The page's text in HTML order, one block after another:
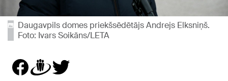
Daugavpils domes priekšsēdētājs Andrejs Elksniņš.
Foto: Ivars Soikāns/LETA